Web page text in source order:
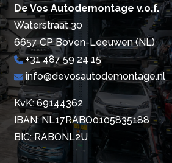
De Vos Autodemontage v.o.f.
Waterstraat 30
6657 CP Boven-Leeuwen (NL)
+31 487 59 24 15
info@devosautodemontage.nl
KvK: 69144362
IBAN: NL17RABO0105835188
BIC: RABONL2U